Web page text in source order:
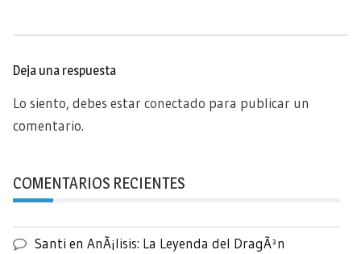
Deja una respuesta
Lo siento, debes estar conectado para publicar un
comentario.
COMENTARIOS RECIENTES
Santi en AnÃ¡lisis: La Leyenda del DragÃ³n